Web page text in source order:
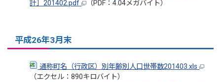
計］201402.pdf
（PDF：4.04メガバイト）
平成26年3月末
通称町名（行政区）別年齢別人口世帯数201403.xls
（エクセル：890キロバイト）